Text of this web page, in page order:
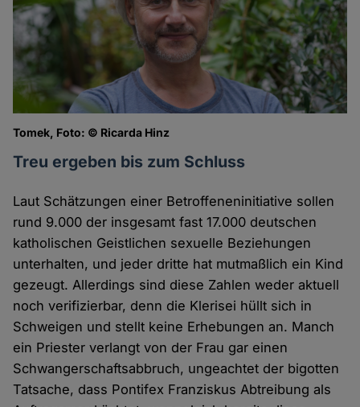
Tomek, Foto: © Ricarda Hinz
Treu ergeben bis zum Schluss
Laut Schätzungen einer Betroffeneninitiative sollen
rund 9.000 der insgesamt fast 17.000 deutschen
katholischen Geistlichen sexuelle Beziehungen
unterhalten, und jeder dritte hat mutmaßlich ein Kind
gezeugt. Allerdings sind diese Zahlen weder aktuell
noch verifizierbar, denn die Klerisei hüllt sich in
Schweigen und stellt keine Erhebungen an. Manch
ein Priester verlangt von der Frau gar einen
Schwangerschaftsabbruch, ungeachtet der bigotten
Tatsache, dass Pontifex Franziskus Abtreibung als